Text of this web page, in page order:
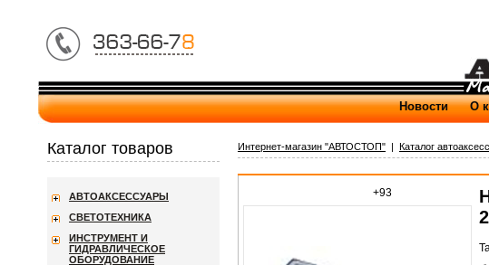
Новости О
Интернет-магазин "АВТОСТОП" | Каталог
+93
Каталог товаров
АВТОАКСЕССУАРЫ
СВЕТОТЕХНИКА
ИНСТРУМЕНТ И
ГИДРАВЛИЧЕСКОЕ
ОБОРУДОВАНИЕ